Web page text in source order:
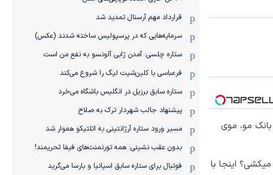
مو، موی
اینجا با
قرارداد مهم آرسنال تمدید شد
سرمایه‌هایی که در پرسپولیس ساخته شدند (عکس)
ستاره چلسی: آمدن ژابی آلونسو به نفع من است
فرعباسی با کلین‌شیت لیگ را شروع می‌کند
ستاره سابق برزیل در انگلیس باشگاه می‌خرد
پیشنهاد جالب شهردار ترک به صلاح
مسیر ورود ستاره آرژانتینی به اتلتیکو هموار شد
بدون عقب نشینی: همه تورنمنت‌های فیفا تحریمند!
فوتبال برای ستاره سابق اسپانیا و بارسا می‌گرید